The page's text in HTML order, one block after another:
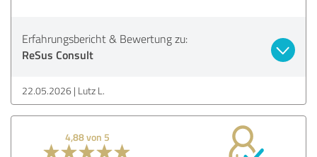
Erfahrungsbericht & Bewertung zu:
ReSus Consult
22.05.2026 Lutz L.
4,88 von 5